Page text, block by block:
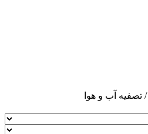
/ تصفیه آب و هوا